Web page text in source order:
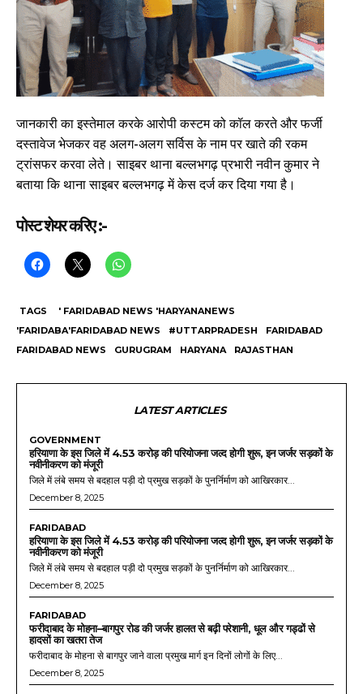
जानकारी का इस्तेमाल करके आरोपी कस्टम को कॉल करते और फर्जी
दस्तावेज भेजकर वह अलग-अलग सर्विस के नाम पर खाते की रकम
ट्रांसफर करवा लेते। साइबर थाना बल्लभगढ़ प्रभारी नवीन कुमार ने
बताया कि थाना साइबर बल्लभगढ़ में केस दर्ज कर दिया गया है।
पोस्ट शेयर करिए :-
TAGS
' FARIDABAD NEWS 'HARYANANEWS
'FARIDABA'FARIDABAD NEWS
#UTTARPRADESH
FARIDABAD
FARIDABAD NEWS
GURUGRAM HARYANA RAJASTHAN
LATEST ARTICLES
GOVERNMENT
हरियाणा के इस जिले में 4.53 करोड़ की परियोजना जल्द होगी शुरू, इन जर्जर सड़कों के
नवीनीकरण को मंजूरी
जिले में लंबे समय से बदहाल पड़ी दो प्रमुख सड़कों के पुनर्निर्माण को आखिरकार...
December 8, 2025
FARIDABAD
हरियाणा के इस जिले में 4.53 करोड़ की परियोजना जल्द होगी शुरू, इन जर्जर सड़कों के
नवीनीकरण को मंजूरी
जिले में लंबे समय से बदहाल पड़ी दो प्रमुख सड़कों के पुनर्निर्माण को आखिरकार...
December 8, 2025
FARIDABAD
फरीदाबाद के मोहना–बागपुर रोड की जर्जर हालत से बढ़ी परेशानी, धूल और गड्ढों से
हादसों का खतरा तेज
फरीदाबाद के मोहना से बागपुर जाने वाला प्रमुख मार्ग इन दिनों लोगों के लिए...
December 8, 2025